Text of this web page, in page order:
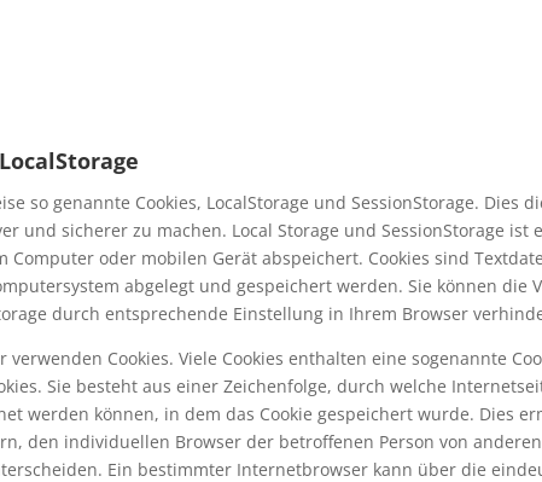
so genannte Cookies, LocalStorage und SessionStorage. Dies
und sicherer zu machen. Local Storage und SessionStorage ist
Computer oder mobilen Gerät abspeichert. Cookies sind
abgelegt und gespeichert werden. Sie können die
durch entsprechende Einstellung in Ihrem Browser
Cookies. Viele Cookies enthalten eine sogenannte
Sie besteht aus einer Zeichenfolge, durch welche
werden können, in dem das Cookie gespeichert wurde. Dies
den individuellen Browser der betroffenen Person von
Ein bestimmter Internetbrowser kann über die